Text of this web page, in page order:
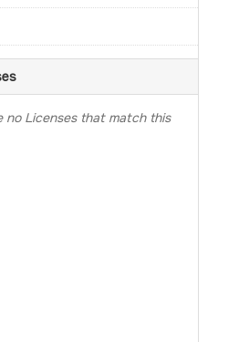
no Licenses that match this